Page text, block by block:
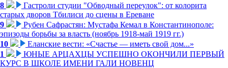
8
Гастроли студии "Обводный переулок": от колорита
старых дворов Тбилиси до сцены в Ереване
9
Рубен Сафрастян: Мустафа Кемал в Константинополе:
эпизоды борьбы за власть (ноябрь 1918-май 1919 гг.)
10
Еланские вести: «Счастье — иметь свой дом...»
1
ЮНЫЕ АРЦАХЦЫ УСПЕШНО ОКОНЧИЛИ ПЕРВЫЙ
КУРС В ШКОЛЕ ИМЕНИ ГАЛИ НОВЕНЦ